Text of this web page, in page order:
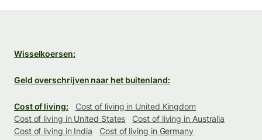
Wisselkoersen:
Geld overschrijven naar het buitenland:
Cost of living:
Cost of living in United Kingdom
Cost of living in United States
Cost of living in Australia
Cost of living in India
Cost of living in Germany